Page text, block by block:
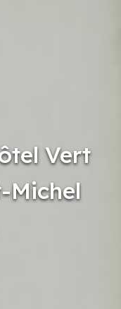
Vert
Michel